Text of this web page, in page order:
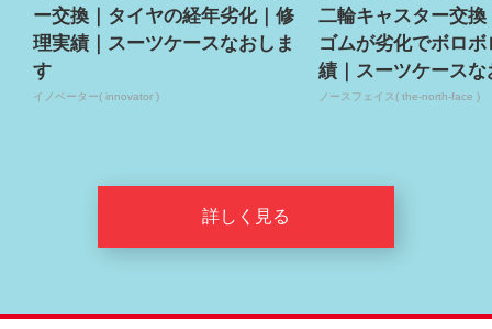
ー交換｜タイヤの経年劣化｜修
理実績｜スーツケースなおしま
す
イノベーター( innovator )
二輪キャスター交換
ゴムが劣化でボロ
績｜スーツケースな
ノースフェイス( the-north-face )
詳しく見る